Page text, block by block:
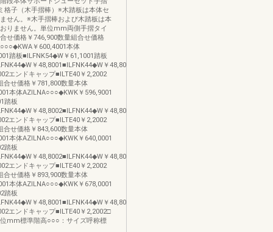
格子（木手摺棒）※木踏板は本体セ
せん。※木手摺棒および木踏板は本
りません。単位mm両側手摺タイ
せ価格￥746,900数量組合せ価格
￥600,4001本体
踏板■ILFNK54◆W￥61,1001踏板
￥48,8001■ILFNK44◆W￥48,8001■ILFNK34◆W￥36,6001■ILFNK34◆W￥36,6001
エンドキャップ■ILTE40￥2,2002
合せ価格￥781,800数量本体
本体AZILNA○○○◆KWK￥596,9001
踏板
￥48,8002■ILFNK44◆W￥48,8002
エンドキャップ■ILTE40￥2,2002
合せ価格￥843,600数量本体
本体AZILNA○○○◆KWK￥640,0001
踏板
￥48,8002■ILFNK44◆W￥48,8002
エンドキャップ■ILTE40￥2,2002
合せ価格￥893,900数量本体
本体AZILNA○○○◆KWK￥678,0001
踏板
￥48,8001■ILFNK44◆W￥48,8001■ILFNK54◆W￥61,1001■ILFNK54◆W￥61,1001
エンドキャップ■ILTE40￥2,2002□
mm標準階高○○○：サイズ呼称標